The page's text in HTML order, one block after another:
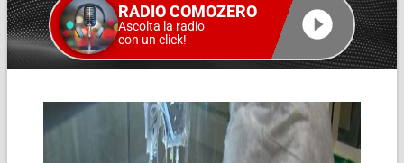
RADIO COMOZERO
Ascolta la radio
con un click!